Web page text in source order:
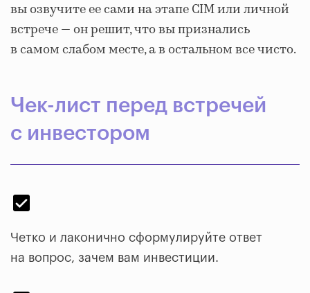
вы озвучите ее сами на этапе CIM или личной
встрече — он решит, что вы признались
в самом слабом месте, а в остальном все чисто.
Чек-лист перед встречей
с инвестором
Четко и лаконично сформулируйте ответ
на вопрос, зачем вам инвестиции.